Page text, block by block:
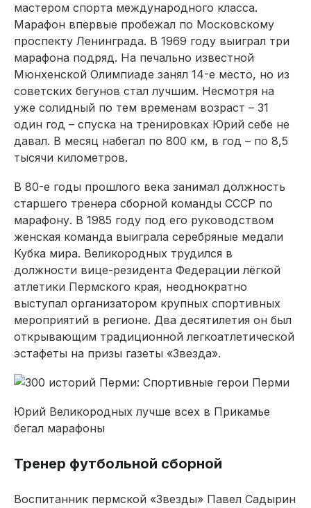
мастером спорта международного класса.
Марафон впервые пробежал по Московскому
проспекту Ленинграда. В 1969 году выиграл три
марафона подряд. На печально известной
Мюнхенской Олимпиаде занял 14-е место, но из
советских бегунов стал лучшим. Несмотря на
уже солидный по тем временам возраст – 31
один год – спуска на тренировках Юрий себе не
давал. В месяц набегал по 800 км, в год – по 8,5
тысячи километров.
В 80-е годы прошлого века занимал должность
старшего тренера сборной команды СССР по
марафону. В 1985 году под его руководством
женская команда выиграла серебряные медали
Кубка мира. Великородных трудился в
должности вице-резидента Федерации лёгкой
атлетики Пермского края, неоднократно
выступал организатором крупных спортивных
мероприятий в регионе. Два десятилетия он был
открывающим традиционной легкоатлетической
эстафеты на призы газеты «Звезда».
Юрий Великородных лучше всех в Прикамье
бегал марафоны
Тренер футбольной сборной
Воспитанник пермской «Звезды» Павел Садырин